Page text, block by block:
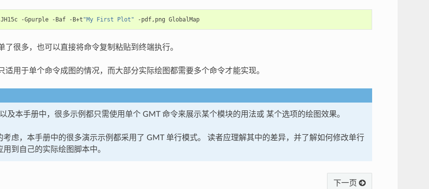
-Gpurple -Baf -B+t "My First Plot" -pdf,png GlobalMap
了很多，也可以直接将命令复制粘贴到终端执行。
适用于单个命令成图的情况，而大部分实际绘图都需要多个命令才能实现。
及本手册中，很多示例都只需使用单个 GMT 命令来展示某个模块的用法或 某个选项的绘图效果。
考虑，本手册中的很多演示示例都采用了 GMT 单行模式。 读者应理解其中的差异，并了解如何修改单行
到自己的实际绘图脚本中。
下一页